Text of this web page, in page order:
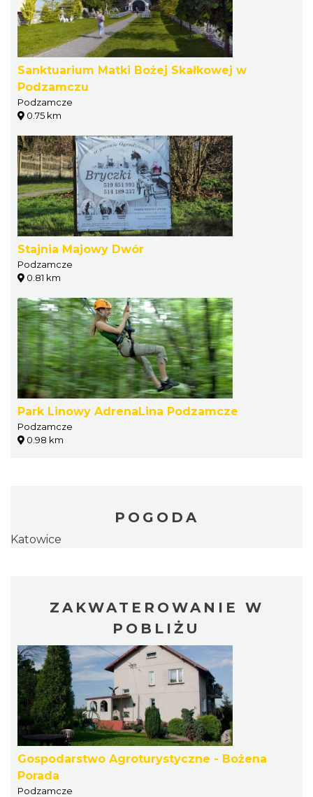
Sanktuarium Matki Bożej Skałkowej w
Podzamczu
Podzamcze
0.75 km
Stajnia Majowy Dwór
Podzamcze
0.81 km
Park Linowy AdrenaLina Podzamcze
Podzamcze
0.98 km
POGODA
Katowice
ZAKWATEROWANIE W
POBLIŻU
Gospodarstwo Agroturystyczne - Bożena
Porada
Podzamcze